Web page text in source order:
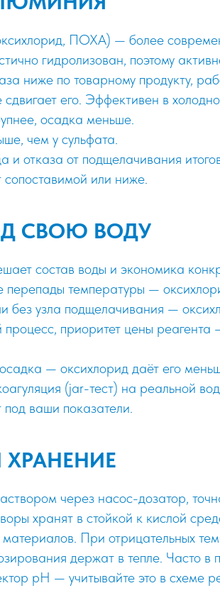
ПОХА) — более
гидролизован, поэтому
ниже по товарному продукту,
его. Эффективен в
осадка меньше.
чем у сульфата.
и отказа от подщелачивания
сопоставимой или ниже.
СВОЮ ВОДУ
состав воды и экономика
температуры —
без узла подщелачивания —
приоритет цены реагента
— оксихлорид даёт его
(jar-тест) на реальной
под ваши показатели.
через насос-дозатор,
хранят в стойкой к кислой
При отрицательных
держат в тепле. Часто в
pH — учитывайте это в схеме